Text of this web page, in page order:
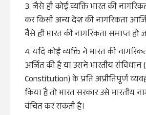
जैसे ही कोई व्‍यक्ति भारत की
कर किसी अन्‍य देश की नागरिकता
वैैसे ही भारत की नागरिकता समाप्‍त हो
यदि कोई व्‍यक्ति ने भारत की
अर्जित की है या उसने भारतीय संविधान
Constitution) के प्रति अप्रीतिपूर्ण
किया है तो भारत सरकार उसे भारतीय
वंचित कर सकती है।